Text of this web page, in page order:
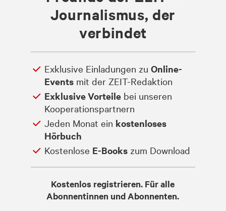
Journalismus, der
verbindet
Exklusive Einladungen zu Online-
Eventsmit der ZEIT-Redaktion
Exklusive Vorteilebei unseren
Kooperationspartnern
Jeden Monat ein kostenloses
Hörbuch
Kostenlose E-Bookszum Download
Kostenlos registrieren. Für alle
Abonnentinnen und Abonnenten.